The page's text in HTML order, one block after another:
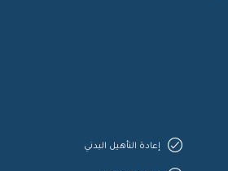
إعادة التأهيل البدني